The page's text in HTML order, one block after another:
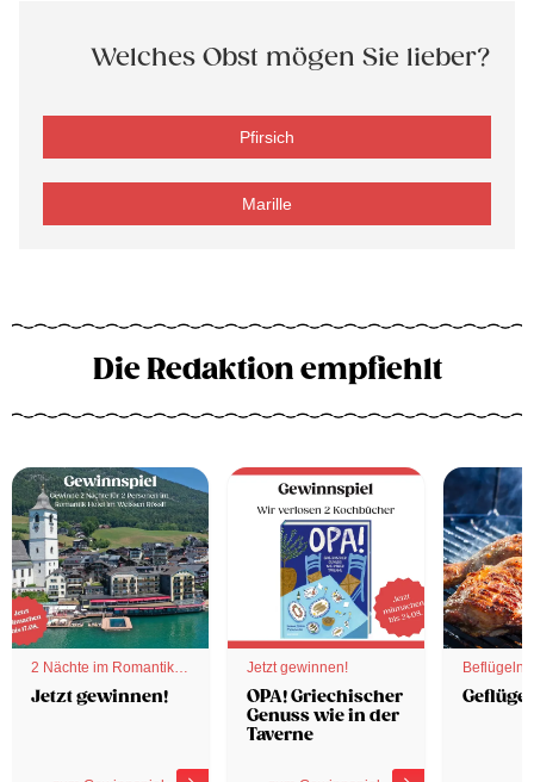
Welches Obst mögen Sie lieber?
Pfirsich
Marille
Die Redaktion empfiehlt
2 Nächte im Romantik
Hotel
Jetzt gewinnen!
Jetzt gewinnen!
OPA! Griechischer
Genuss wie in der
Taverne